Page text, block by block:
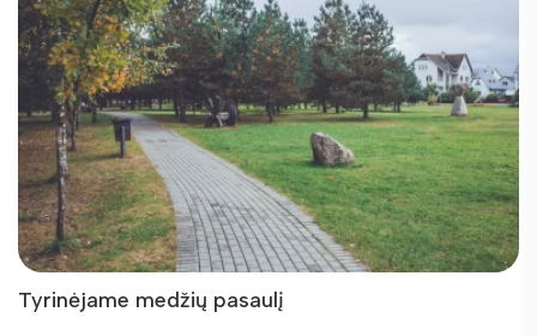
Tyrinėjame medžių pasaulį